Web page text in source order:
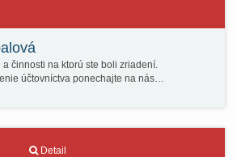
činnosti na ktorú ste boli zriadení.
účtovníctva ponechajte na nás…
Detail